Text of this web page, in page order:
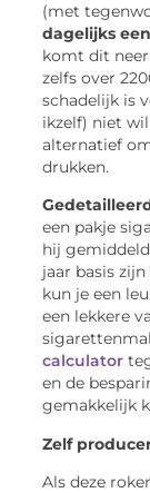
(met
dagelijks
komt dit neer
zelfs over
schadelijk is
ikzelf) niet
alternatief
drukken.
een pakje
hij
jaar basis zijn
kun je een
een lekkere
calculator
en de
gemakkelijk
Zelf
Als deze